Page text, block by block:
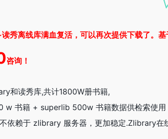
秀离线库满血复活，可以再次提供下载了。
咨询！
和读秀库,共计1800W册书籍,
w 书籍 + superlib 500w 书籍数据供检索使
依赖于 zlibrary 服务器，更加稳定.Zlibrary